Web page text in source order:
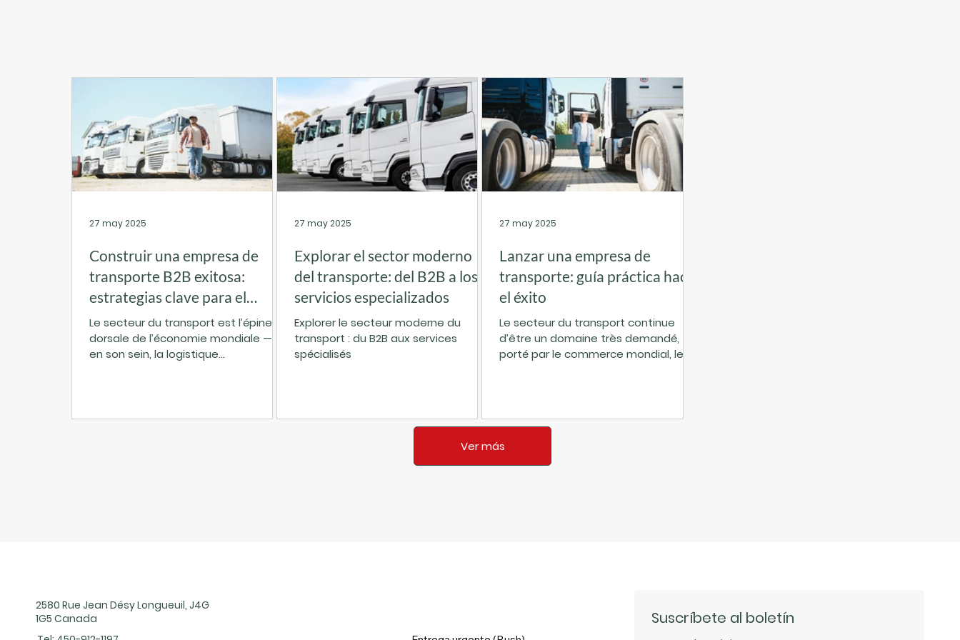
Construir una empresa de
transporte B2B exitosa:
estrategias clave para el
crecimiento
Le secteur du transport est l’épine
dorsale de l’économie mondiale — et
en son sein, la logistique
Consumer), le transport B2B est
27 may 2025
Explorar el sector moderno
del transporte: del B2B a los
servicios especializados
Explorer le secteur moderne du
transport : du B2B aux services
spécialisés
27 may 2025
Lanzar una empresa de
transporte: guía práctica hacia
el éxito
Le secteur du transport continue
d’être un domaine très demandé,
porté par le commerce mondial, le
entreprises (B2B), des
consommateurs (B2C) ou des
marchés de niche, créer une
entreprise de transport offre un fort
27 may 2025
Ver más
2580 Rue Jean Désy Longueuil, J4G
1G5 Canada
Suscríbete al boletín